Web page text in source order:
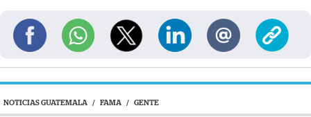
NOTICIAS GUATEMALA / FAMA / GENTE